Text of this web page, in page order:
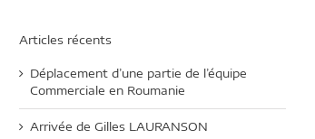
Articles récents
Déplacement d’une partie de l’équipe
Commerciale en Roumanie
Arrivée de Gilles LAURANSON